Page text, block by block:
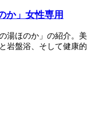
か」女性専用
湯ほのか」の紹介。美
岩盤浴、そして健康的